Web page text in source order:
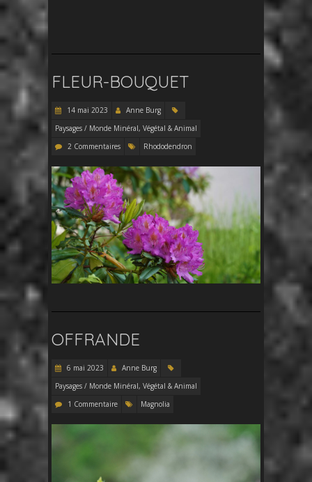
FLEUR-BOUQUET
14 mai 2023
Anne Burg
Paysages / Monde Minéral, Végétal & Animal
2 Commentaires
Rhododendron
OFFRANDE
6 mai 2023
Anne Burg
Paysages / Monde Minéral, Végétal & Animal
1 Commentaire
Magnolia